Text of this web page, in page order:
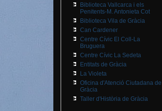
Biblioteca Vallcarca i els
Penitents-M. Antonieta Cot
Biblioteca Vila de Gràcia
Can Cardener
Centre Cívic El Coll-La
Bruguera
Centre Cívic La Sedeta
Entitats de Gràcia
La Violeta
Oficina d'Atenció Ciutadana de
Gràcia
Taller d'Història de Gràcia